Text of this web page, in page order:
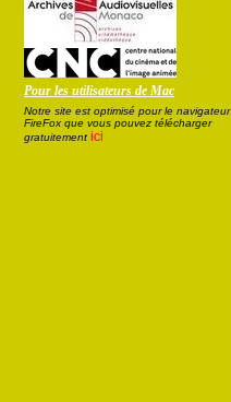
Pour les utilisateurs de Mac
Notre site est optimisé pour le navigateur
FireFox que vous pouvez télécharger
gratuitement ici